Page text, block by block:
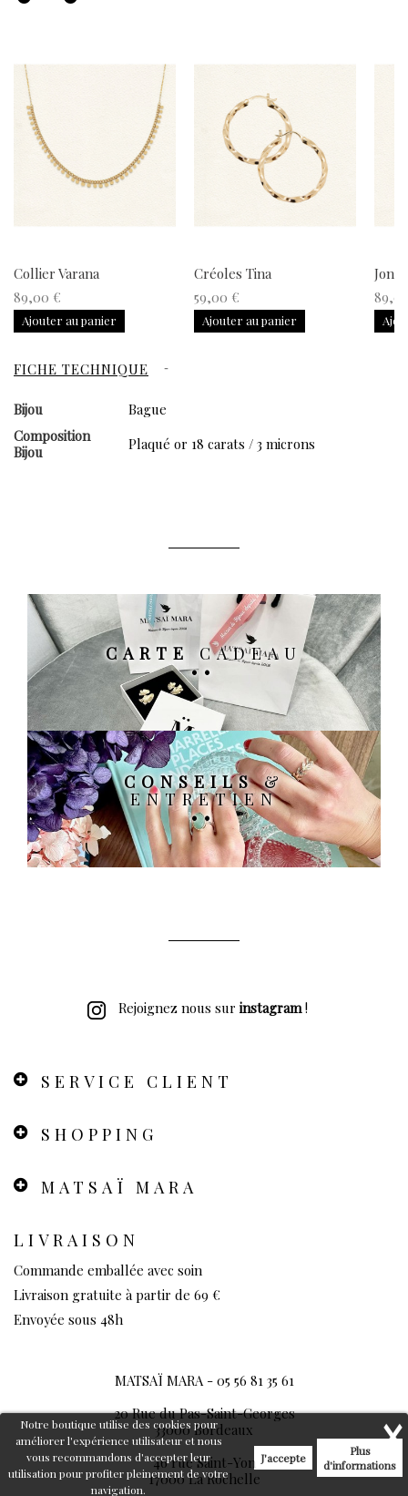
Notre boutique utilise des cookies pour
améliorer l'expérience utilisateur et nous
vous recommandons d'accepter leur
utilisation pour profiter pleinement de votre
navigation.
J'accepte
Plus
d'informations
Collier Varana
89,00 €
Ajouter au panier
Créoles Tina
59,00 €
Ajouter au panier
Jonc
FICHE TECHNIQUE
Bijou
Bague
Composition
Bijou
Plaqué or 18 carats / 3 microns
CARTE CADEAU
CONSEILS&
ENTRETIEN
Rejoignez nous sur instagram!
SERVICE CLIENT
SHOPPING
MATSAÏ MARA
LIVRAISON
Commande emballée avec soin
Livraison gratuite à partir de 69 €
Envoyée sous 48h
MATSAÏ MARA - 05 56 81 35 61
20 Rue du Pas-Saint-Georges
33000 Bordeaux
46 rue Saint-Yon
17000 La Rochelle